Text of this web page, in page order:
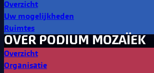
Overzicht
Uw mogelijkheden
Ruimtes
OVER PODIUM MOZAÏEK
Overzicht
Organisatie